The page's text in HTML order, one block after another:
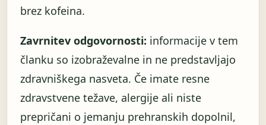
brez kofeina.
Zavrnitev odgovornosti: informacije v tem
članku so izobraževalne in ne predstavljajo
zdravniškega nasveta. Če imate resne
zdravstvene težave, alergije ali niste
prepričani o jemanju prehranskih dopolnil,